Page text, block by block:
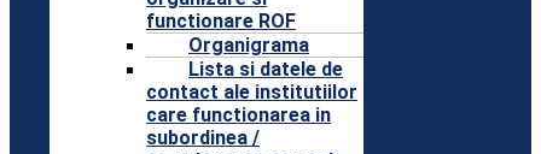
functionare ROF
Organigrama
Lista si datele de
contact ale institutiilor
care functionarea in
subordinea /